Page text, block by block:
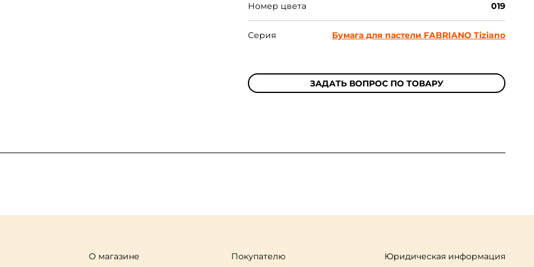
Номер цвета 019
Серия Бумага для пастели FABRIANO Tiziano
ЗАДАТЬ ВОПРОС ПО ТОВАРУ
О магазине Покупателю Юридическая информация